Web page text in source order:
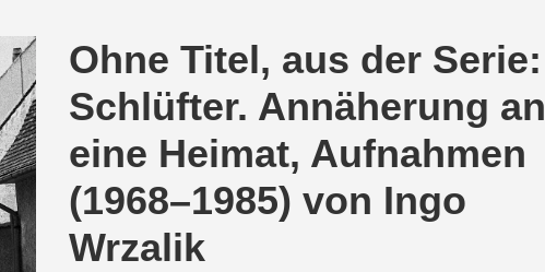
Ohne Titel, aus der Serie:
Schlüfter. Annäherung an
eine Heimat, Aufnahmen
(1968–1985) von Ingo
Wrzalik